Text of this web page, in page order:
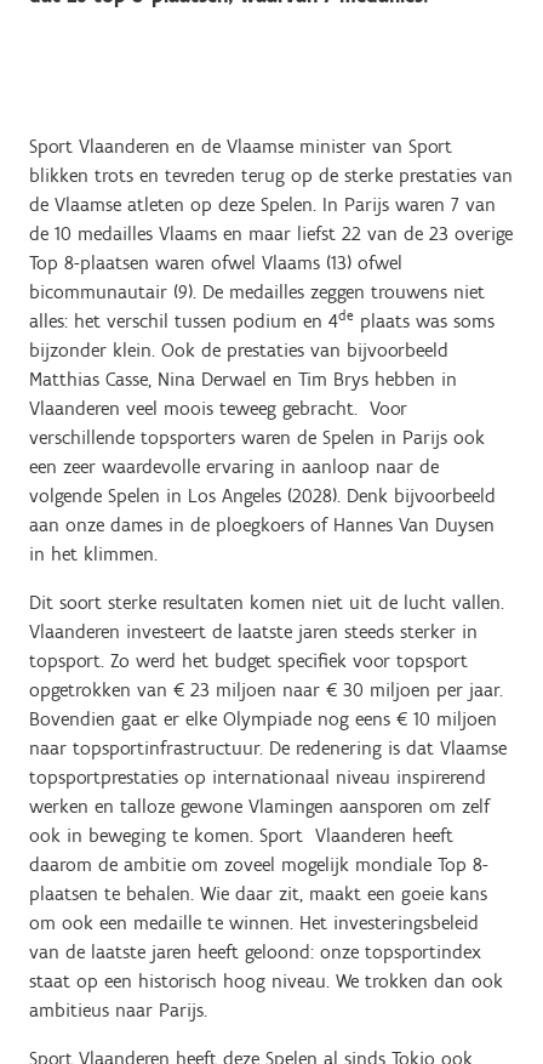
Sport Vlaanderen en de Vlaamse minister van Sport
blikken trots en tevreden terug op de sterke prestaties van
de Vlaamse atleten op deze Spelen. In Parijs waren 7 van
de 10 medailles Vlaams en maar liefst 22 van de 23 overige
Top 8-plaatsen waren ofwel Vlaams (13) ofwel
bicommunautair (9). De medailles zeggen trouwens niet
alles: het verschil tussen podium en 4de plaats was soms
bijzonder klein. Ook de prestaties van bijvoorbeeld
Matthias Casse, Nina Derwael en Tim Brys hebben in
Vlaanderen veel moois teweeg gebracht. Voor
verschillende topsporters waren de Spelen in Parijs ook
een zeer waardevolle ervaring in aanloop naar de
volgende Spelen in Los Angeles (2028). Denk bijvoorbeeld
aan onze dames in de ploegkoers of Hannes Van Duysen
in het klimmen.
Dit soort sterke resultaten komen niet uit de lucht vallen.
Vlaanderen investeert de laatste jaren steeds sterker in
topsport. Zo werd het budget specifiek voor topsport
opgetrokken van € 23 miljoen naar € 30 miljoen per jaar.
Bovendien gaat er elke Olympiade nog eens € 10 miljoen
naar topsportinfrastructuur. De redenering is dat Vlaamse
topsportprestaties op internationaal niveau inspirerend
werken en talloze gewone Vlamingen aansporen om zelf
ook in beweging te komen. Sport Vlaanderen heeft
daarom de ambitie om zoveel mogelijk mondiale Top 8-
plaatsen te behalen. Wie daar zit, maakt een goeie kans
om ook een medaille te winnen. Het investeringsbeleid
van de laatste jaren heeft geloond: onze topsportindex
staat op een historisch hoog niveau. We trokken dan ook
ambitieus naar Parijs.
Sport Vlaanderen heeft deze Spelen al sinds Tokio ook